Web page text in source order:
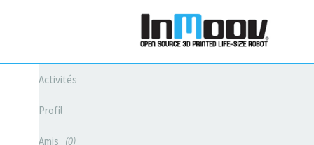
Activités
Profil
Amis 0